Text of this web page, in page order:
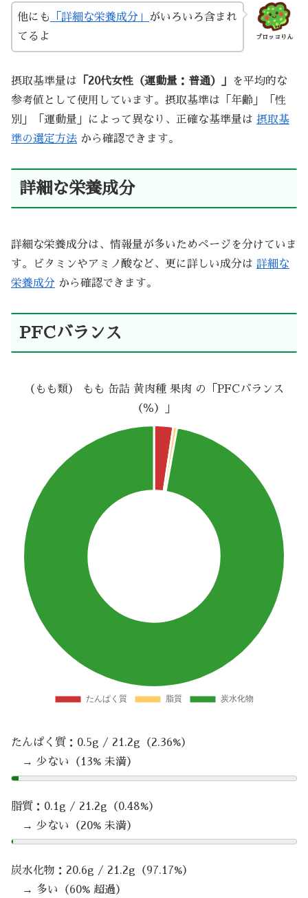
ブロッコりん
他にも 「詳細な栄養成分」
がいろいろ含まれ
てるよ
摂取基準量は 「20代女性（運動量：普通）」
を平均的な
参考値として使用しています。摂取基準は「年齢」「性
別」「運動量」によって異なり、正確な基準量は 摂取基
準の選定方法 から確認できます。
詳細な栄養成分
詳細な栄養成分は、情報量が多いためページを分けていま
す。ビタミンやアミノ酸など、更に詳しい成分は 詳細な
栄養成分 から確認できます。
PFCバランス
（もも類） もも 缶詰 黄肉種 果肉 の「PFCバランス
（％）」
たんぱく質：0.5g / 21.2g（2.36%）
→ 少ない（13% 未満）
脂質：0.1g / 21.2g（0.48%）
→ 少ない（20% 未満）
炭水化物：20.6g / 21.2g（97.17%）
→ 多い（60% 超過）